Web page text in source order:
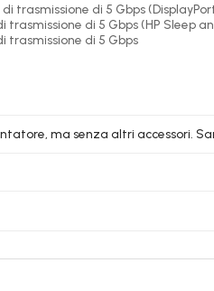
trasmissione di 5 Gbps
trasmissione di 5 Gbps (HP Sleep
trasmissione di 5 Gbps
ma senza altri accessori.